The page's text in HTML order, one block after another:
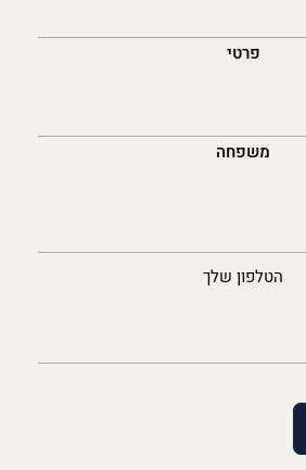
פרטי
משפחה
הטלפון שלך
(חובה)